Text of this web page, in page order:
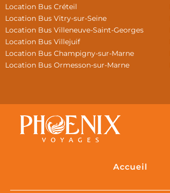
Location Bus Créteil
Location Bus Vitry-sur-Seine
Location Bus Villeneuve-Saint-Georges
Location Bus Villejuif
Location Bus Champigny-sur-Marne
Location Bus Ormesson-sur-Marne
Accueil